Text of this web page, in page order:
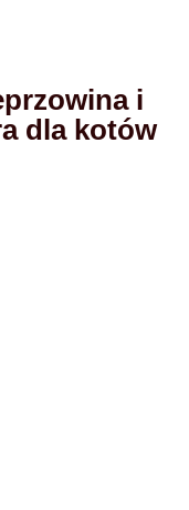
i
dla kotów